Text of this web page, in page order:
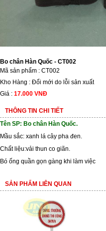
Bo chân Hàn Quốc - CT002
Mã sản phẩm : CT002
Kho Hàng : Đổi mới do lỗi sản xuất
Giá : 17.000 VNĐ
THÔNG TIN CHI TIẾT
Tên SP: Bo chân Hàn Quốc.
Mầu sắc: xanh lá cây pha đen.
Chất liệu:vải thun co giãn.
Bó ống quần gọn gàng khi làm việc
SẢN PHẨM LIÊN QUAN